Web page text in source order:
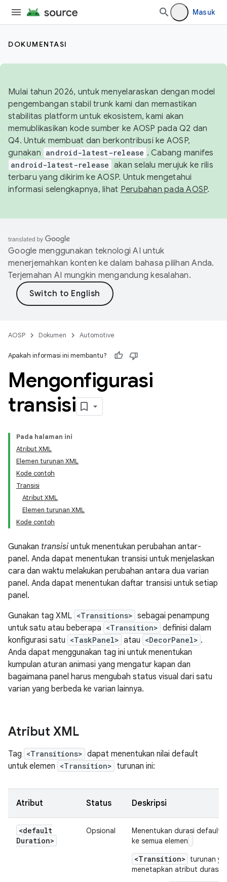
Masuk
DOKUMENTASI
Mulai tahun 2026, untuk menyelaraskan dengan model
pengembangan stabil trunk kami dan memastikan
stabilitas platform untuk ekosistem, kami akan
memublikasikan kode sumber ke AOSP pada Q2 dan
Q4. Untuk membuat dan berkontribusi ke AOSP,
gunakan android-latest-release . Cabang manifes
android-latest-release akan selalu merujuk ke rilis
terbaru yang dikirim ke AOSP. Untuk mengetahui
informasi selengkapnya, lihat Perubahan pada AOSP.
Google menggunakan teknologi AI untuk
menerjemahkan konten ke dalam bahasa pilihan Anda.
Terjemahan AI mungkin mengandung kesalahan.
AOSP Dokumen Automotive
Apakah informasi ini membantu?
Mengonfigurasi
transisi
Pada halaman ini
Atribut XML
Elemen turunan XML
Kode contoh
Transisi
Atribut XML
Elemen turunan XML
Kode contoh
Gunakan transisi untuk menentukan perubahan antar-
panel. Anda dapat menentukan transisi untuk menjelaskan
cara dan waktu melakukan perubahan antara dua varian
panel. Anda dapat menentukan daftar transisi untuk setiap
panel.
Gunakan tag XML <Transitions> sebagai penampung
untuk satu atau beberapa <Transition> definisi dalam
konfigurasi satu <TaskPanel> atau <DecorPanel> .
Anda dapat menggunakan tag ini untuk menentukan
kumpulan aturan animasi yang mengatur kapan dan
bagaimana panel harus mengubah status visual dari satu
varian yang berbeda ke varian lainnya.
Atribut XML
Tag <Transitions> dapat menentukan nilai default
untuk elemen <Transition> turunan ini:
Atribut Status Deskripsi
<default
Duration>
Opsional
Menentukan durasi default
ke semua elemen
<Transition>
turunan
menetapkan atribut durasi.